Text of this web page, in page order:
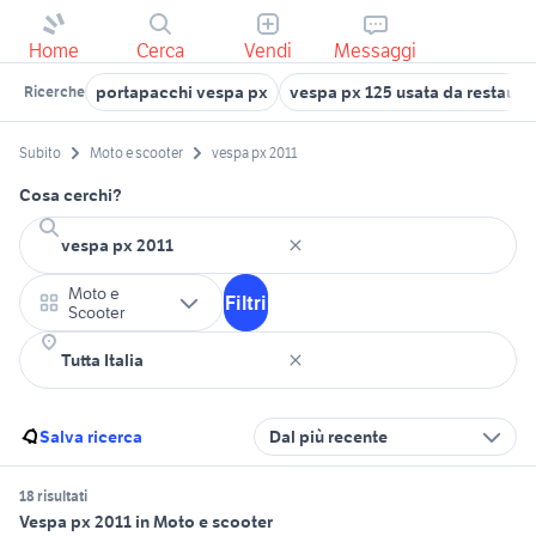
Home Cerca Vendi Messaggi
Ricerche portapacchi vespa px vespa px 125 usata da
Subito Moto e scooter vespa px 2011
Cosa cerchi?
Moto e
Scooter
Filtri
Salva ricerca Dal più recente
18 risultati
Vespa px 2011 in Moto e scooter